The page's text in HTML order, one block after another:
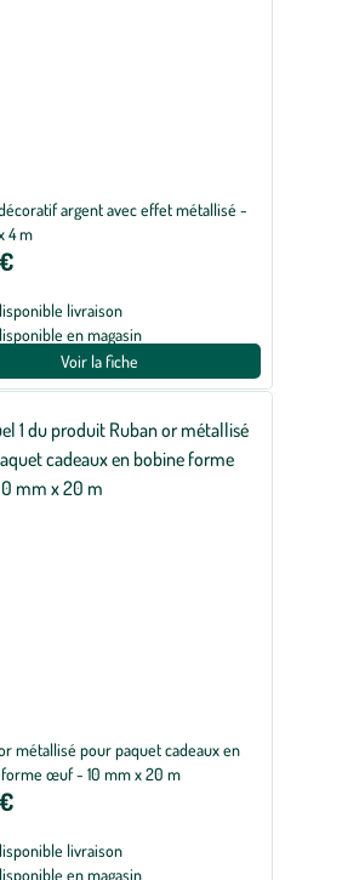
argent avec effet métallisé -
4 m
livraison
en magasin
Voir la fiche
métallisé pour paquet cadeaux en
œuf - 10 mm x 20 m
livraison
en magasin